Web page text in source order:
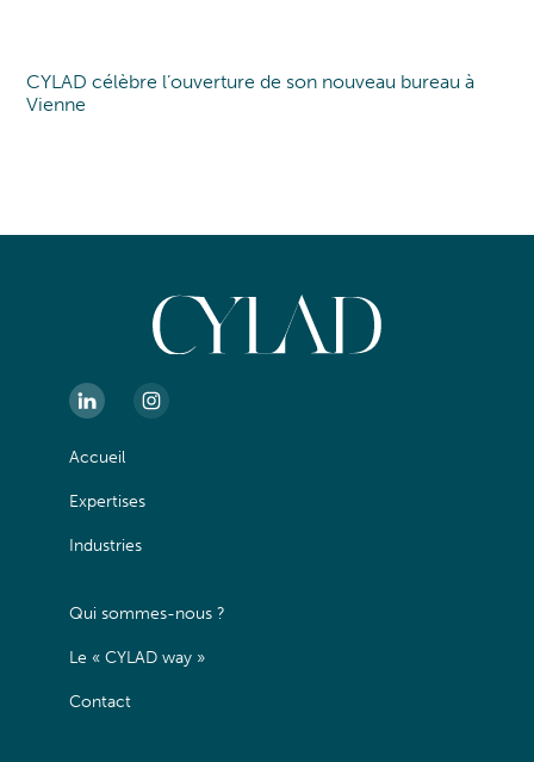
Nouveau bureau
CYLAD célèbre l’ouverture de son nouveau bureau à
Vienne
Accueil
Expertises
Industries
Qui sommes-nous ?
Le « CYLAD way »
Contact